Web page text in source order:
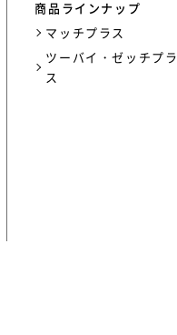
商品ラインナップ
マッチプラス
ツーバイ・ゼッチプラ
ス